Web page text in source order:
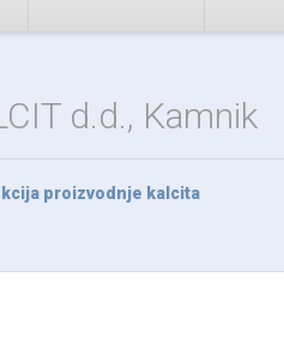
d.d., Kamnik
proizvodnje kalcita